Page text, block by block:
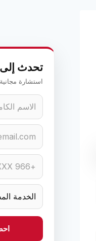
تحدث
استشارة